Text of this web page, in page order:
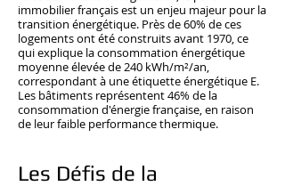
immobilier français est un enjeu majeur pour la
transition énergétique. Près de 60% de ces
logements ont été construits avant 1970, ce
qui explique la consommation énergétique
moyenne élevée de 240 kWh/m²/an,
correspondant à une étiquette énergétique E.
Les bâtiments représentent 46% de la
consommation d'énergie française, en raison
de leur faible performance thermique.
Les Défis de la